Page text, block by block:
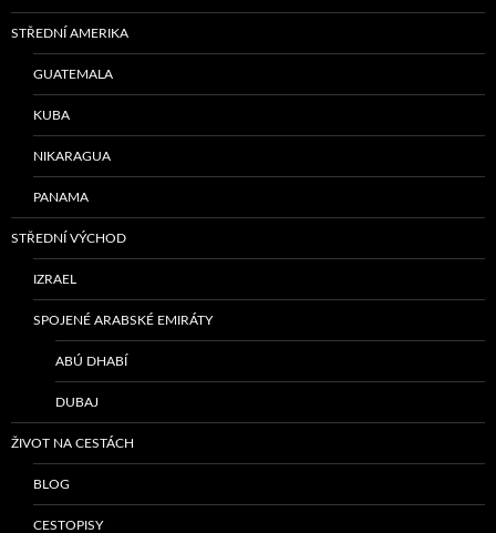
STŘEDNÍ AMERIKA
GUATEMALA
KUBA
NIKARAGUA
PANAMA
STŘEDNÍ VÝCHOD
IZRAEL
SPOJENÉ ARABSKÉ EMIRÁTY
ABÚ DHABÍ
DUBAJ
ŽIVOT NA CESTÁCH
BLOG
CESTOPISY